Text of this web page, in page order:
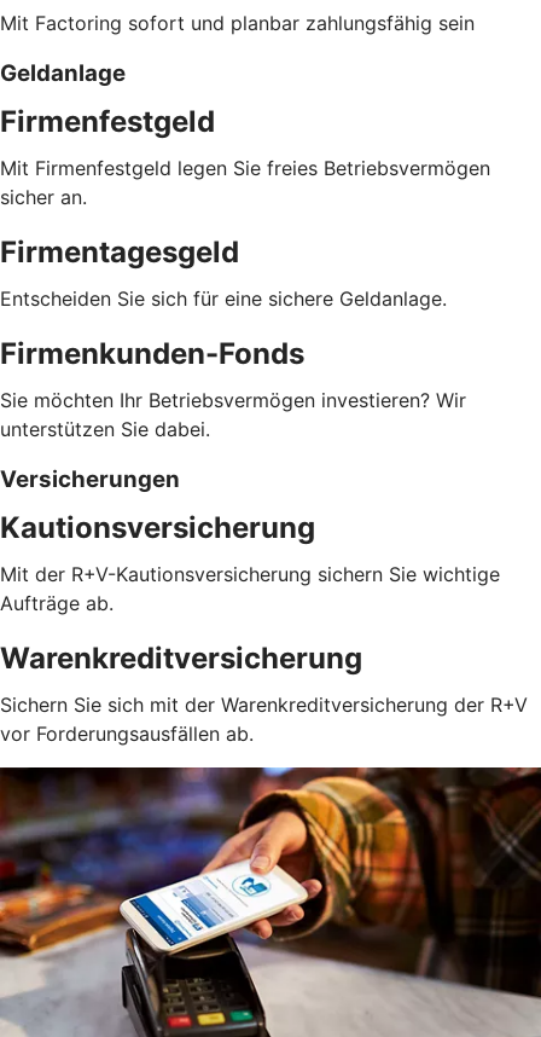
Mit Factoring sofort und planbar zahlungsfähig sein
Geldanlage
Firmenfestgeld
Mit Firmenfestgeld legen Sie freies Betriebsvermögen
sicher an.
Firmentagesgeld
Entscheiden Sie sich für eine sichere Geldanlage.
Firmenkunden-Fonds
Sie möchten Ihr Betriebsvermögen investieren? Wir
unterstützen Sie dabei.
Versicherungen
Kautionsversicherung
Mit der R+V-Kautionsversicherung sichern Sie wichtige
Aufträge ab.
Warenkreditversicherung
Sichern Sie sich mit der Warenkreditversicherung der R+V
vor Forderungsausfällen ab.